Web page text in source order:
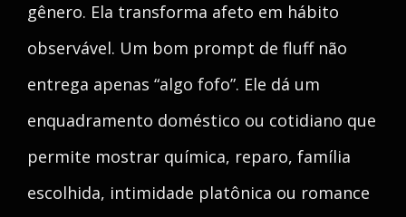
gênero. Ela transforma afeto em hábito
observável. Um bom prompt de fluff não
entrega apenas “algo fofo”. Ele dá um
enquadramento doméstico ou cotidiano que
permite mostrar química, reparo, família
escolhida, intimidade platônica ou romance